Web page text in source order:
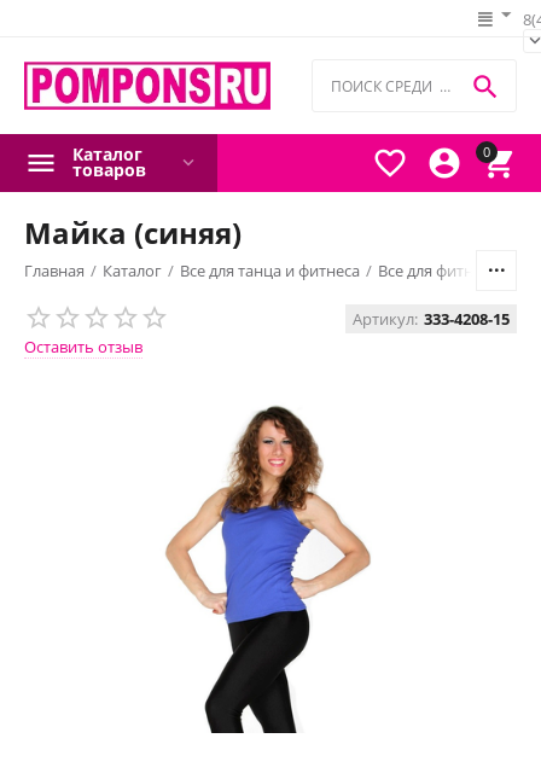
0




Каталог
товаров
Майка (синяя)
Главная / Каталог / Все для танца и фитнеса / Все для фитнеса /
Оставить отзыв
Артикул: 333-4208-15